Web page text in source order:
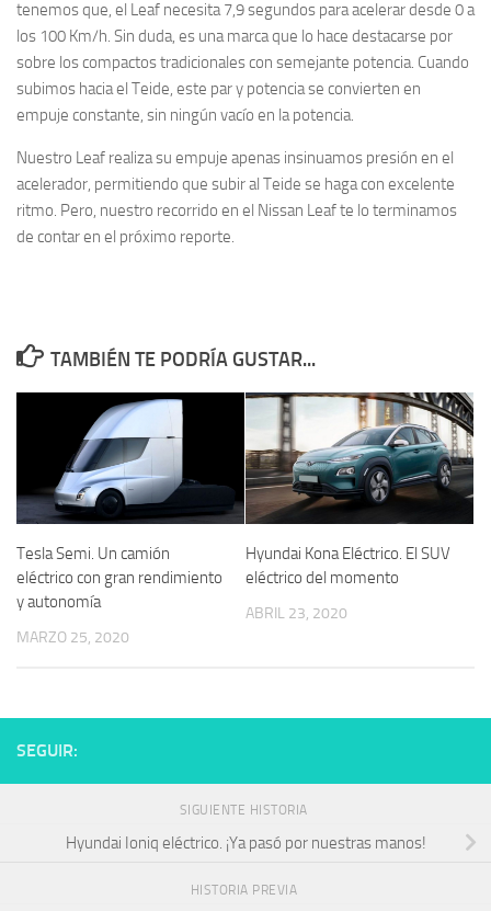
tenemos que, el Leaf necesita 7,9 segundos para acelerar desde 0 a
los 100 Km/h. Sin duda, es una marca que lo hace destacarse por
sobre los compactos tradicionales con semejante potencia. Cuando
subimos hacia el Teide, este par y potencia se convierten en
empuje constante, sin ningún vacío en la potencia.
Nuestro Leaf realiza su empuje apenas insinuamos presión en el
acelerador, permitiendo que subir al Teide se haga con excelente
ritmo. Pero, nuestro recorrido en el Nissan Leaf te lo terminamos
de contar en el próximo reporte.
TAMBIÉN TE PODRÍA GUSTAR...
Tesla Semi. Un camión
eléctrico con gran rendimiento
y autonomía
MARZO 25, 2020
Hyundai Kona Eléctrico. El SUV
eléctrico del momento
ABRIL 23, 2020
SEGUIR:
SIGUIENTE HISTORIA
Hyundai Ioniq eléctrico. ¡Ya pasó por nuestras manos!
HISTORIA PREVIA